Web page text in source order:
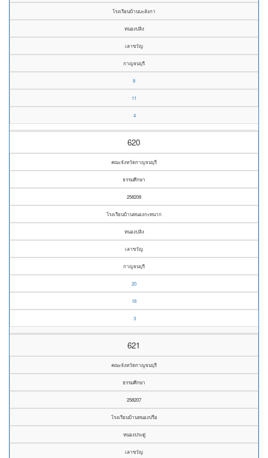
โรงเรียนบ้านบะลังกา
หนองปลิง
เลาขวัญ
กาญจนบุรี
8
11
4
620
คณะจังหวัดกาญจนบุรี
ธรรมศึกษา
258208
โรงเรียนบ้านหนองกะหนาก
หนองปลิง
เลาขวัญ
กาญจนบุรี
20
18
3
621
คณะจังหวัดกาญจนบุรี
ธรรมศึกษา
258207
โรงเรียนบ้านหนองปรือ
หนองประดู่
เลาขวัญ